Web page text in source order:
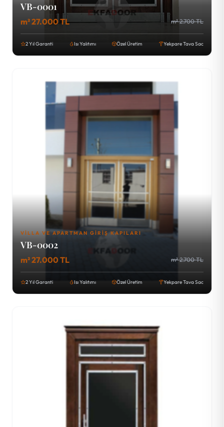
VB-0001
m² 27.000 TL m² 2.700 TL
2 Yıl Garanti Isı Yalıtımı Özel Üretim Yekpare Tava Sac
VILLA VE APARTMAN GIRIŞ KAPILARI
VB-0002
m² 27.000 TL m² 2.700 TL
2 Yıl Garanti Isı Yalıtımı Özel Üretim Yekpare Tava Sac